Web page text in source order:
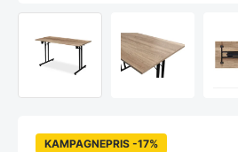
KAMPAGNEPRIS -17%